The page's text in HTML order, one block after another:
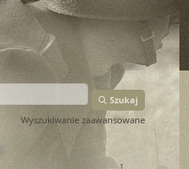
Szukaj
Wyszukiwanie zaawansowane